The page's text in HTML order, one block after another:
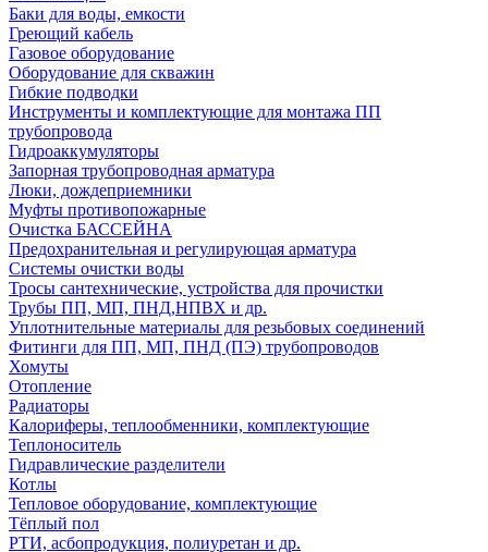
Баки для воды, емкости
Греющий кабель
Газовое оборудование
Оборудование для скважин
Гибкие подводки
Инструменты и комплектующие для монтажа ПП
трубопровода
Гидроаккумуляторы
Запорная трубопроводная арматура
Люки, дождеприемники
Муфты противопожарные
Очистка БАССЕЙНА
Предохранительная и регулирующая арматура
Системы очистки воды
Тросы сантехнические, устройства для прочистки
Трубы ПП, МП, ПНД,НПВХ и др.
Уплотнительные материалы для резьбовых соединений
Фитинги для ПП, МП, ПНД (ПЭ) трубопроводов
Хомуты
Отопление
Радиаторы
Калориферы, теплообменники, комплектующие
Теплоноситель
Гидравлические разделители
Котлы
Тепловое оборудование, комплектующие
Тёплый пол
РТИ, асбопродукция, полиуретан и др.